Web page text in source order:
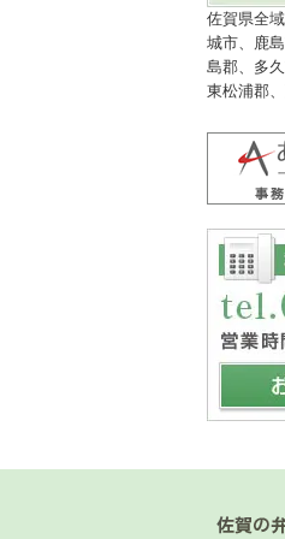
佐賀県全
城市、鹿
島郡、多
東松浦郡